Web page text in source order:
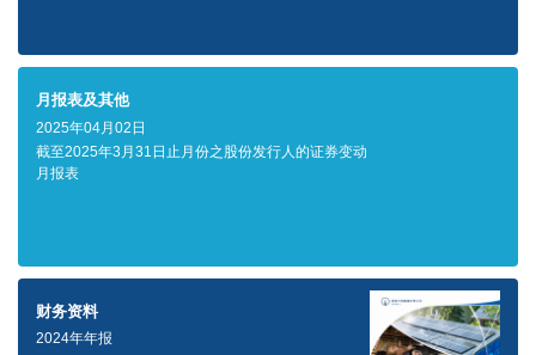
月报表及其他
2025年04月02日
截至2025年3月31日止月份之股份发行人的证券变动
月报表
财务资料
2024年年报